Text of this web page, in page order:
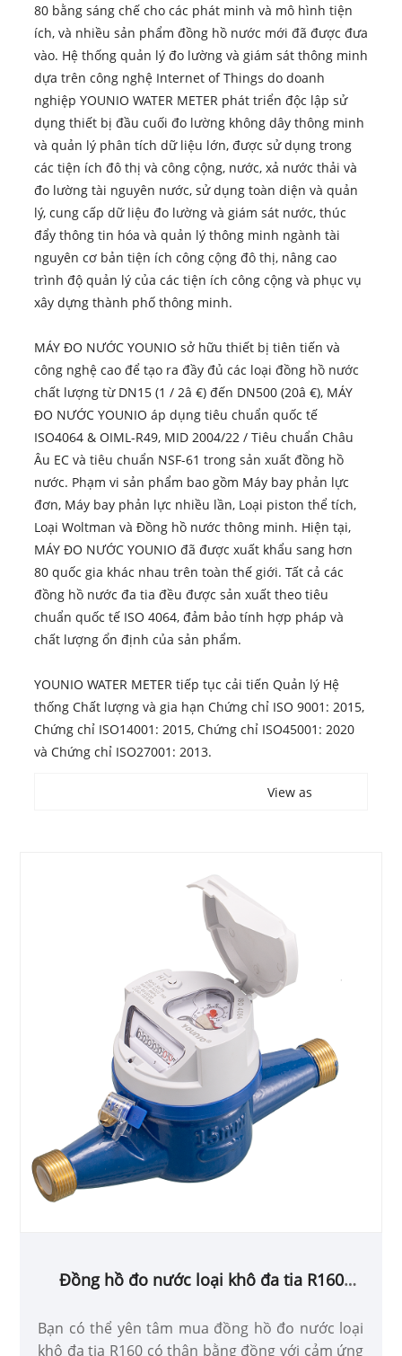
80 bằng sáng chế cho các phát minh và mô hình tiện
ích, và nhiều sản phẩm đồng hồ nước mới đã được đưa
vào. Hệ thống quản lý đo lường và giám sát thông minh
dựa trên công nghệ Internet of Things do doanh
nghiệp YOUNIO WATER METER phát triển độc lập sử
dụng thiết bị đầu cuối đo lường không dây thông minh
và quản lý phân tích dữ liệu lớn, được sử dụng trong
các tiện ích đô thị và công cộng, nước, xả nước thải và
đo lường tài nguyên nước, sử dụng toàn diện và quản
lý, cung cấp dữ liệu đo lường và giám sát nước, thúc
đẩy thông tin hóa và quản lý thông minh ngành tài
nguyên cơ bản tiện ích công cộng đô thị, nâng cao
trình độ quản lý của các tiện ích công cộng và phục vụ
xây dựng thành phố thông minh.
MÁY ĐO NƯỚC YOUNIO sở hữu thiết bị tiên tiến và
công nghệ cao để tạo ra đầy đủ các loại đồng hồ nước
chất lượng từ DN15 (1 / 2â €) đến DN500 (20â €), MÁY
ĐO NƯỚC YOUNIO áp dụng tiêu chuẩn quốc tế
ISO4064 & OIML-R49, MID 2004/22 / Tiêu chuẩn Châu
Âu EC và tiêu chuẩn NSF-61 trong sản xuất đồng hồ
nước. Phạm vi sản phẩm bao gồm Máy bay phản lực
đơn, Máy bay phản lực nhiều lần, Loại piston thể tích,
Loại Woltman và Đồng hồ nước thông minh. Hiện tại,
MÁY ĐO NƯỚC YOUNIO đã được xuất khẩu sang hơn
80 quốc gia khác nhau trên toàn thế giới. Tất cả các
đồng hồ nước đa tia đều được sản xuất theo tiêu
chuẩn quốc tế ISO 4064, đảm bảo tính hợp pháp và
chất lượng ổn định của sản phẩm.
YOUNIO WATER METER tiếp tục cải tiến Quản lý Hệ
thống Chất lượng và gia hạn Chứng chỉ ISO 9001: 2015,
Chứng chỉ ISO14001: 2015, Chứng chỉ ISO45001: 2020
và Chứng chỉ ISO27001: 2013.
View as
Đồng hồ đo nước loại khô đa tia R160
cảm ứng
Bạn có thể yên tâm mua đồng hồ đo nước loại
khô đa tia R160 có thân bằng đồng với cảm ứng